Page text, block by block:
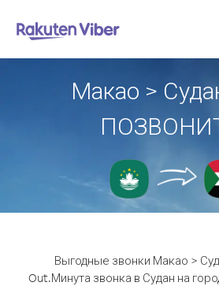
Макао >
Выгодные звонки Макао >
Out.Минута звонка в Судан на